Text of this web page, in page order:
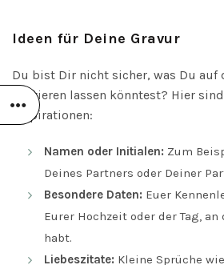
Ideen für Deine Gravur
Du bist Dir nicht sicher, was Du auf
gravieren lassen könntest? Hier
Inspirationen:
Namen oder Initialen: Zum
Deines Partners oder Deiner
Besondere Daten: Euer
Eurer Hochzeit oder der Tag,
habt.
Liebeszitate: Kleine Sprüche